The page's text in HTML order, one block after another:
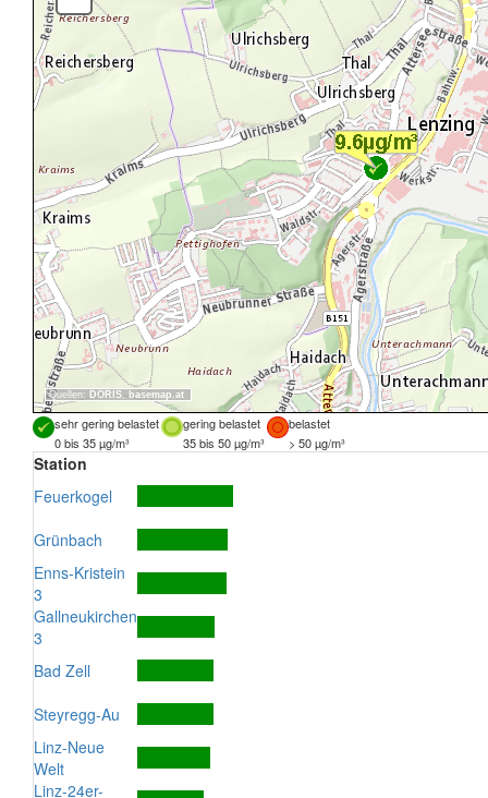
Quellen: DORIS, basemap.at
sehr gering belastet gering belastet
belastet
0 bis 35 µg/m³
35 bis 50 µg/m³ > 50 µg/m³
Station
Feuerkogel
Grünbach
Enns-Kristein
3
Gallneukirchen
3
Bad Zell
Steyregg-Au
Linz-Neue
Welt
Linz-24er-